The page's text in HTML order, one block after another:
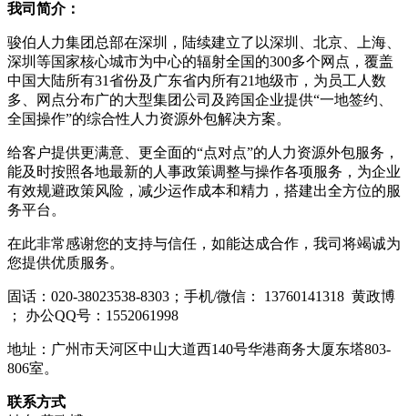
我司简介：
骏伯人力集团总部在深圳，陆续建立了以深圳、北京、上海、
深圳等国家核心城市为中心的辐射全国的300多个网点，覆盖
中国大陆所有31省份及广东省内所有21地级市，为员工人数
多、网点分布广的大型集团公司及跨国企业提供“一地签约、
全国操作”的综合性人力资源外包解决方案。
给客户提供更满意、更全面的“点对点”的人力资源外包服务，
能及时按照各地最新的人事政策调整与操作各项服务，为企业
有效规避政策风险，减少运作成本和精力，搭建出全方位的服
务平台。
在此非常感谢您的支持与信任，如能达成合作，我司将竭诚为
您提供优质服务。
固话：020-38023538-8303；手机/微信： 13760141318 黄政博
； 办公QQ号：1552061998
地址：广州市天河区中山大道西140号华港商务大厦东塔803-
806室。
联系方式